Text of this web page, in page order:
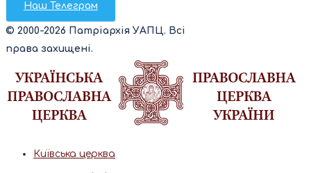
Наш Телеграм
© 2000-2026 Патріархія УАПЦ. Всі
права захищені.
Київська церква